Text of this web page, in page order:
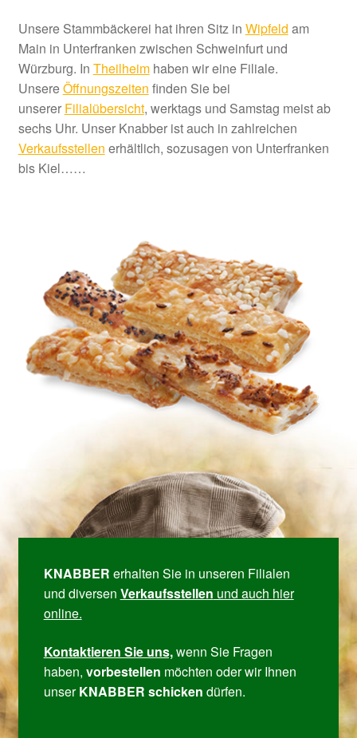
Produktseite
gewählt
Unsere Stammbäckerei hat ihren Sitz in Wipfeld am
Main in Unterfranken zwischen Schweinfurt und
Würzburg. In Theilheimhaben wir eine Filiale.
UnsereÖffnungszeiten finden Sie bei
unserer Filialübersicht, werktags und Samstag meist ab
sechs Uhr. Unser Knabber ist auch in zahlreichen
Verkaufsstellen erhältlich, sozusagen von Unterfranken
bis Kiel……
KNABBER erhalten Sie in unseren Filialen
und diversen ­ Verkaufs­stellen und auch hier
online.
Kontak­tieren Sie uns,wenn Sie Fragen
haben, vor­be­stellen möchten oder wir Ihnen
unserKNABBER schicken dürfen.